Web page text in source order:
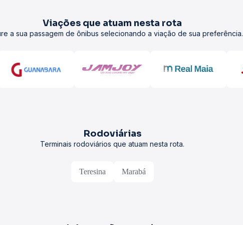
Viações que atuam nesta rota
a sua passagem de ônibus selecionando a viação de sua preferência.
Rodoviárias
Terminais rodoviários que atuam nesta rota.
Teresina Marabá